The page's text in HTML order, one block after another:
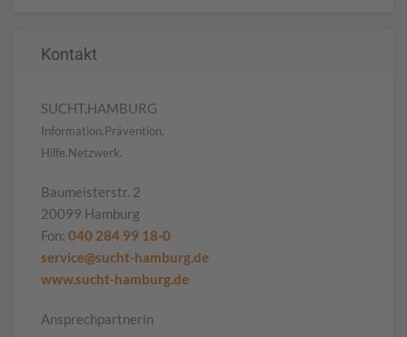
Kontakt
SUCHT.HAMBURG
Information.Prävention.
Hilfe.Netzwerk.
Baumeisterstr. 2
20099 Hamburg
Fon: 040 284 99 18-0
service@sucht-hamburg.de
www.sucht-hamburg.de
Ansprechpartnerin